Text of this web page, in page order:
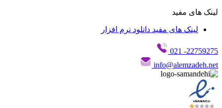
لینک های مفید
لینک های مفید دانلود نرم افزار
22759275
- 021
info@alemzadeh.net